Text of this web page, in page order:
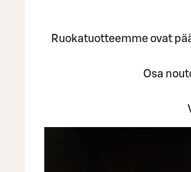
Ruokatuotteemme ovat
Osa